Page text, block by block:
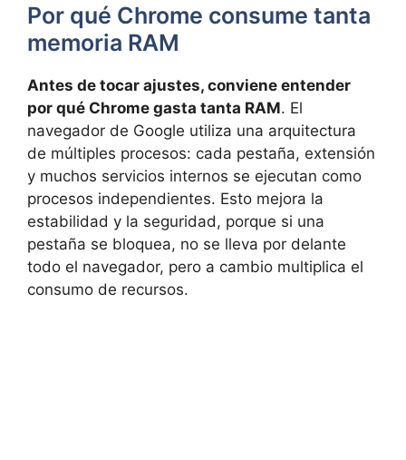
Por qué Chrome consume tanta
memoria RAM
Antes de tocar ajustes, conviene entender
por qué Chrome gasta tanta RAM. El
navegador de Google utiliza una arquitectura
de múltiples procesos: cada pestaña, extensión
y muchos servicios internos se ejecutan como
procesos independientes. Esto mejora la
estabilidad y la seguridad, porque si una
pestaña se bloquea, no se lleva por delante
todo el navegador, pero a cambio multiplica el
consumo de recursos.